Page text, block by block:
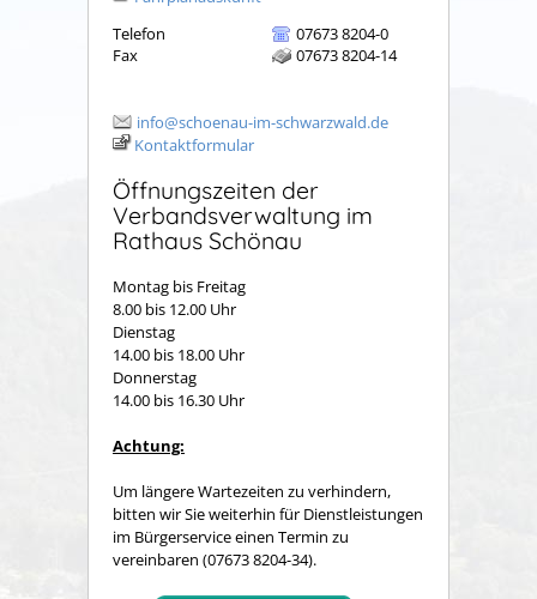
Telefon
07673 8204-0
Fax
07673 8204-14
info@schoenau-im-schwarzwald.de
Kontaktformular
Öffnungszeiten der
Verbandsverwaltung im
Rathaus Schönau
Montag bis Freitag
8.00 bis 12.00 Uhr
Dienstag
14.00 bis 18.00 Uhr
Donnerstag
14.00 bis 16.30 Uhr
Achtung:
Um längere Wartezeiten zu verhindern,
bitten wir Sie weiterhin für Dienstleistungen
im Bürgerservice einen Termin zu
vereinbaren (07673 8204-34).